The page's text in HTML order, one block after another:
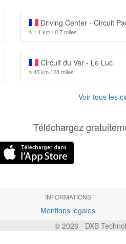
Driving Center - Circuit
à 1.1 km / 0.7 miles
Circuit du Var - Le Luc
à 45 km / 28 miles
Voir tous les
Téléchargez
INFORMATIONS
Mentions légales
© 2026 - DXB